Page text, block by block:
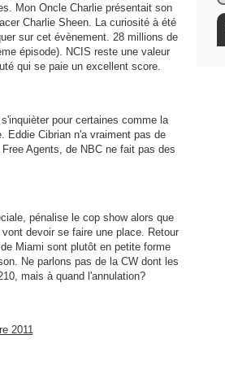
Mon Oncle Charlie présentait son
Charlie Sheen. La curiosité à été
sur cet évènement. 28 millions de
épisode). NCIS reste une valeur
qui se paie un excellent score.
pour certaines comme la
Eddie Cibrian n'a vraiment pas de
Agents, de NBC ne fait pas des
pénalise le cop show alors que
devoir se faire une place. Retour
Miami sont plutôt en petite forme
Ne parlons pas de la CW dont les
mais à quand l'annulation?
2011